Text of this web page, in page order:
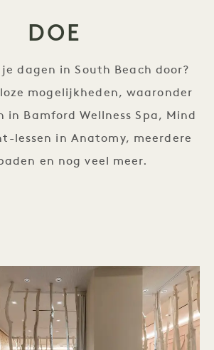
DOE
dagen in South Beach door?
mogelijkheden, waaronder
in Bamford Wellness Spa, Mind
lessen in Anatomy, meerdere
en nog veel meer.